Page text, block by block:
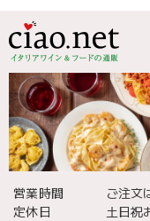
営業時間
ご注文
定休日
土日祝